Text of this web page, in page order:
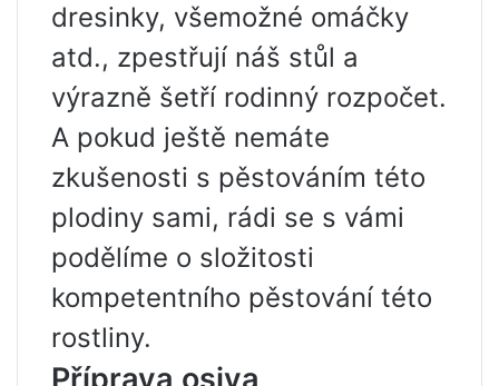
dresinky, všemožné omáčky
atd., zpestřují náš stůl a
výrazně šetří rodinný rozpočet.
A pokud ještě nemáte
zkušenosti s pěstováním této
plodiny sami, rádi se s vámi
podělíme o složitosti
kompetentního pěstování této
rostliny.